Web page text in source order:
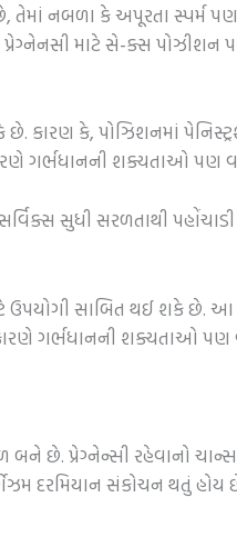
તેમાં નબળા કે અપૂરતા સ્પર્મ
માટે સે-ક્સ પોઝીશન
કારણ કે, પોઝિશનમાં
ગર્ભધાનની શક્યતાઓ પણ
સુધી સરળતાથી
ઉપયોગી સાબિત થઈ શકે છે.
ગર્ભધાનની શક્યતાઓ પણ
બને છે. પ્રેગ્નેન્સી રહેવાનો
દરમિયાન સંકોચન થતું હોય